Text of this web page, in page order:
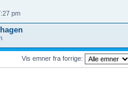
pm
Vis emner fra forrige: